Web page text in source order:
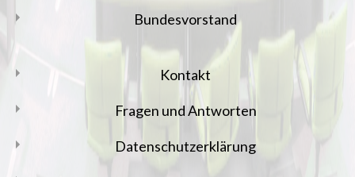
Bundesvorstand
Kontakt
Fragen und Antworten
Datenschutzerklärung